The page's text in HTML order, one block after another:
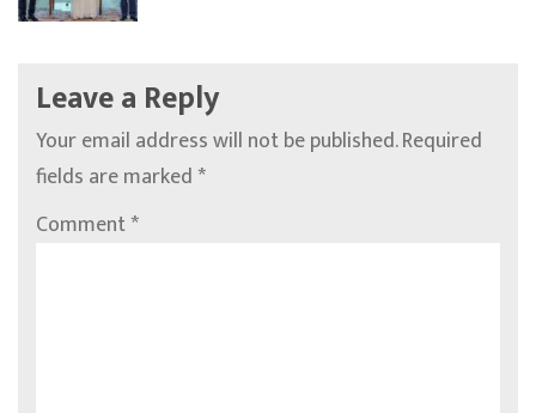
Leave a Reply
Your email address will not be published.Required
fields are marked*
Comment*